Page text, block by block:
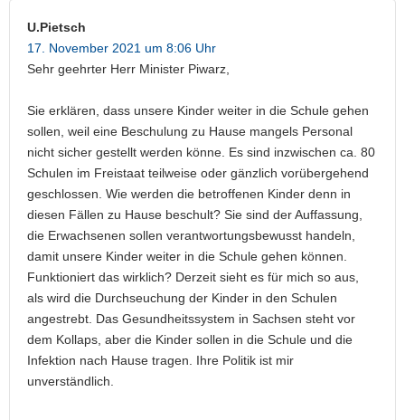
U.Pietsch
17. November 2021 um 8:06 Uhr
Sehr geehrter Herr Minister Piwarz,
Sie erklären, dass unsere Kinder weiter in die Schule gehen
sollen, weil eine Beschulung zu Hause mangels Personal
nicht sicher gestellt werden könne. Es sind inzwischen ca. 80
Schulen im Freistaat teilweise oder gänzlich vorübergehend
geschlossen. Wie werden die betroffenen Kinder denn in
diesen Fällen zu Hause beschult? Sie sind der Auffassung,
die Erwachsenen sollen verantwortungsbewusst handeln,
damit unsere Kinder weiter in die Schule gehen können.
Funktioniert das wirklich? Derzeit sieht es für mich so aus,
als wird die Durchseuchung der Kinder in den Schulen
angestrebt. Das Gesundheitssystem in Sachsen steht vor
dem Kollaps, aber die Kinder sollen in die Schule und die
Infektion nach Hause tragen. Ihre Politik ist mir
unverständlich.